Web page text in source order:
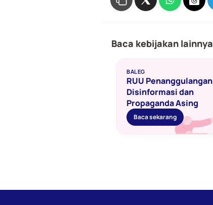
Baca kebijakan lainnya
BALEG
RUU Penanggulangan
Disinformasi dan
Propaganda Asing
Baca sekarang